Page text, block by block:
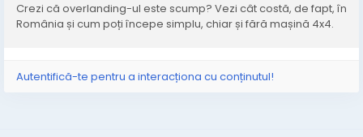
Crezi că overlanding-ul este scump? Vezi cât costă, de fapt, în
România și cum poți începe simplu, chiar și fără mașină 4x4.
Autentifică-te pentru a interacționa cu conținutul!